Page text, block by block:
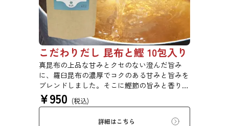
こだわりだし 昆布と鰹 10包入り
真昆布の上品な甘みとクセのない澄んだ旨み
に、羅臼昆布の濃厚でコクのある甘みと旨みを
ブレンドしました。そこに鰹節の旨みと香りを
合わせ、さらに深い味わいのおだしに仕上げま
した。素材そのままの味と香りをお楽しみくだ
さい。鍋物、煮物、汁物、炊き込みご飯などに
¥950 (税込)
詳細はこちら